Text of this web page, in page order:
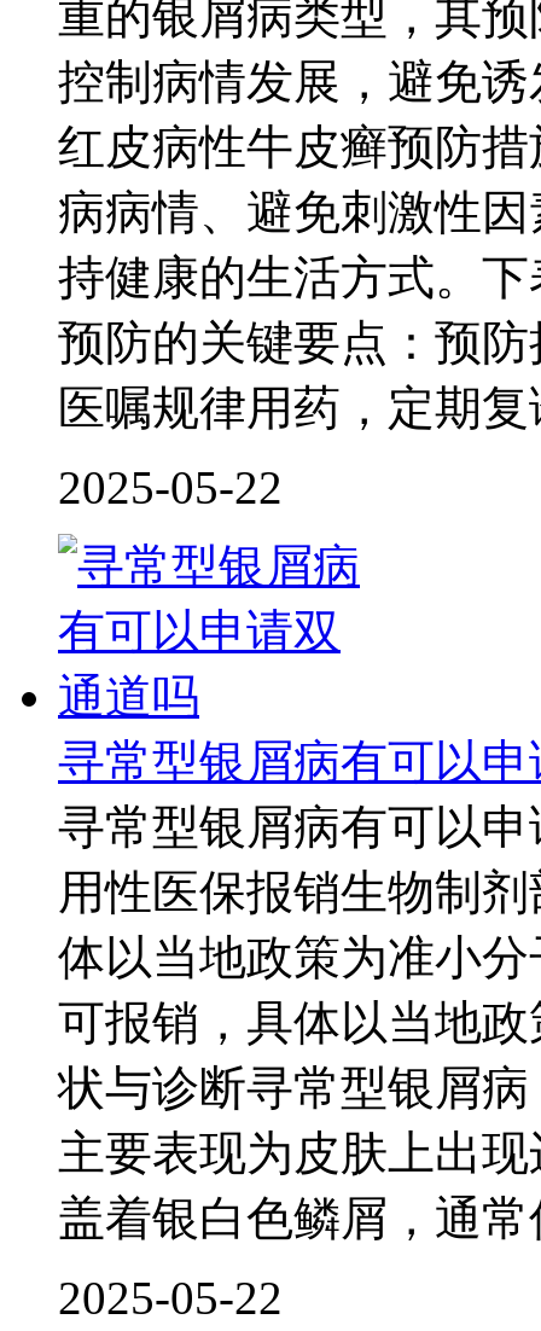
重的银屑病类型，其
控制病情发展，避免
红皮病性牛皮癣预防
病病情、避免刺激性
持健康的生活方式。
预防的关键要点：预
医嘱规律用药，定期
2025-05-22
寻常型银屑病有可以
寻常型银屑病有可以
用性医保报销生物制
体以当地政策为准小
可报销，具体以当地
状与诊断寻常型银屑
主要表现为皮肤上出
盖着银白色鳞屑，通
2025-05-22